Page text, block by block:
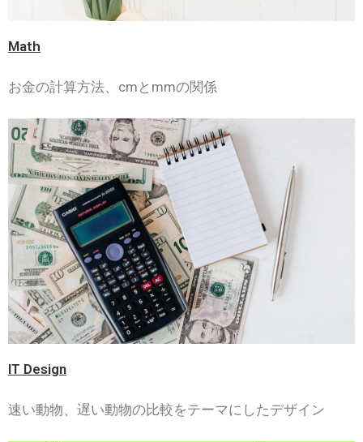
Math
お金の計算方法、cmとmmの関係
IT Design
速い動物、遅い動物の比較をテーマにしたデザイン